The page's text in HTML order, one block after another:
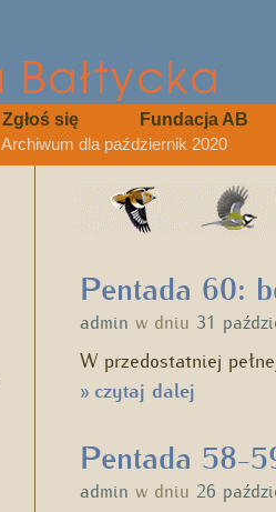
Zgłoś się Fundacja AB
Archiwum dla październik 2020
Pentada 60:
admin w dniu 31
W przedostatniej
»czytaj dalej
Pentada 58-
admin w dniu 26